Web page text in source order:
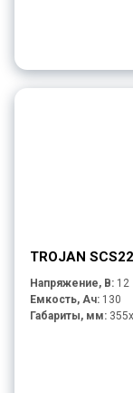
TROJAN
Напряжение, В: 12
Емкость, Ач: 130
Габариты, мм: